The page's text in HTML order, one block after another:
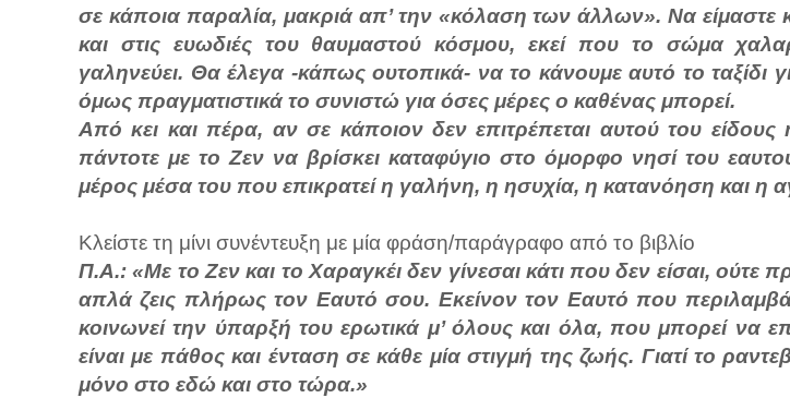
σε κάποια παραλία, μακριά απ’ την «κόλαση των άλλων». Να είμαστε
και στις ευωδιές του θαυμαστού κόσμου, εκεί που το σώμα
γαληνεύει. Θα έλεγα -κάπως ουτοπικά- να το κάνουμε αυτό το ταξίδι
όμως πραγματιστικά το συνιστώ για όσες μέρες ο καθένας μπορεί.
Από κει και πέρα, αν σε κάποιον δεν επιτρέπεται αυτού του είδους
πάντοτε με το Ζεν να βρίσκει καταφύγιο στο όμορφο νησί του
μέρος μέσα του που επικρατεί η γαλήνη, η ησυχία, η κατανόηση και η
Κλείστε τη μίνι συνέντευξη με μία φράση/παράγραφο από το βιβλίο
Π.Α.: «Με το Ζεν και το Χαραγκέι δεν γίνεσαι κάτι που δεν είσαι, ούτε
απλά ζεις πλήρως τον Εαυτό σου. Εκείνον τον Εαυτό που
κοινωνεί την ύπαρξή του ερωτικά μ’ όλους και όλα, που μπορεί να
είναι με πάθος και ένταση σε κάθε μία στιγμή της ζωής. Γιατί το
μόνο στο εδώ και στο τώρα.»